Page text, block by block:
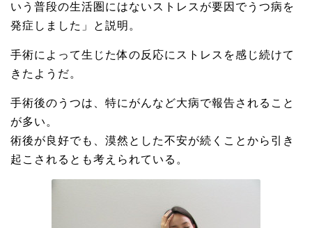
いう普段の生活圏にはないストレスが要因でうつ病を
発症しました」と説明。
手術によって生じた体の反応にストレスを感じ続けて
きたようだ。
手術後のうつは、特にがんなど大病で報告されること
が多い。
術後が良好でも、漠然とした不安が続くことから引き
起こされるとも考えられている。